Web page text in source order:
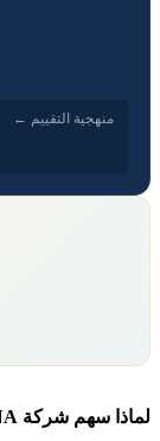
منهجية التقييم ←
لماذا سهم شركة CNA من الناحية الشرعية حرام؟